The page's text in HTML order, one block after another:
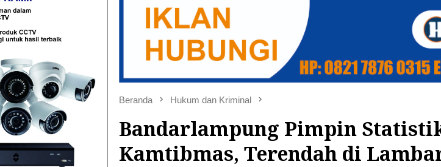
Beranda Hukum dan Kriminal
Bandarlampung Pimpin
Kamtibmas, Terendah di